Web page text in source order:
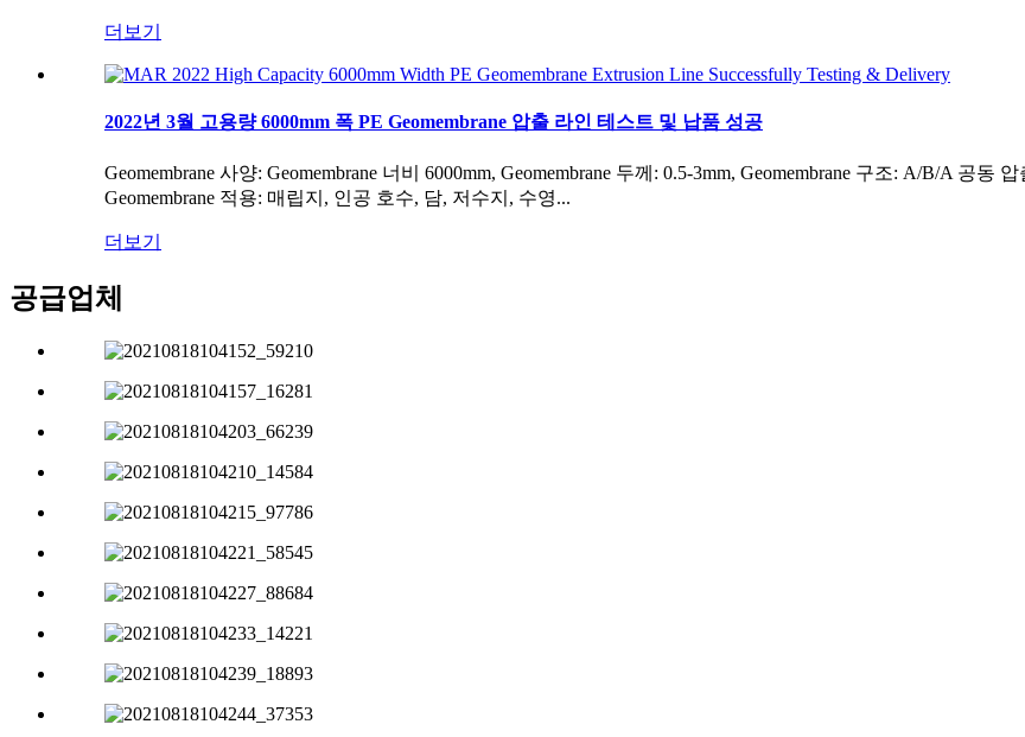
더보기
2022년 3월 고용량 6000mm 폭 PE Geomembrane 압출 라인 테스트 및 납품 성공
Geomembrane 사양: Geomembrane 너비 6000mm, Geomembrane 두께: 0.5-3mm, Geomembrane 구조: A/B/A 공동
Geomembrane 적용: 매립지, 인공 호수, 담, 저수지, 수영...
더보기
공급업체